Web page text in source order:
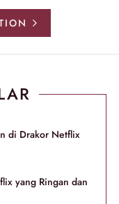
di Drakor Netflix
yang Ringan dan